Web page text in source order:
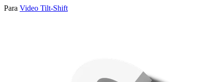
Para Video Tilt-Shift